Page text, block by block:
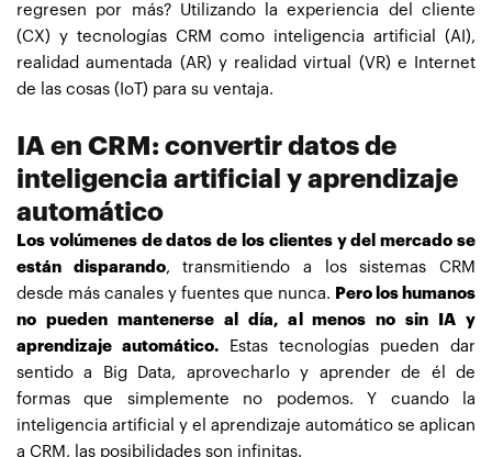
regresen por más? Utilizando la experiencia del cliente
(CX) y tecnologías CRM como inteligencia artificial (AI),
realidad aumentada (AR) y realidad virtual (VR) e Internet
de las cosas (IoT) para su ventaja.
IA en CRM: convertir datos de
inteligencia artificial y aprendizaje
automático
Los volúmenes de datos de los clientes y del mercado se
están disparando, transmitiendo a los sistemas CRM
desde más canales y fuentes que nunca. Pero los humanos
no pueden mantenerse al día, al menos no sin IA y
aprendizaje automático. Estas tecnologías pueden dar
sentido a Big Data, aprovecharlo y aprender de él de
formas que simplemente no podemos. Y cuando la
inteligencia artificial y el aprendizaje automático se aplican
a CRM, las posibilidades son infinitas.